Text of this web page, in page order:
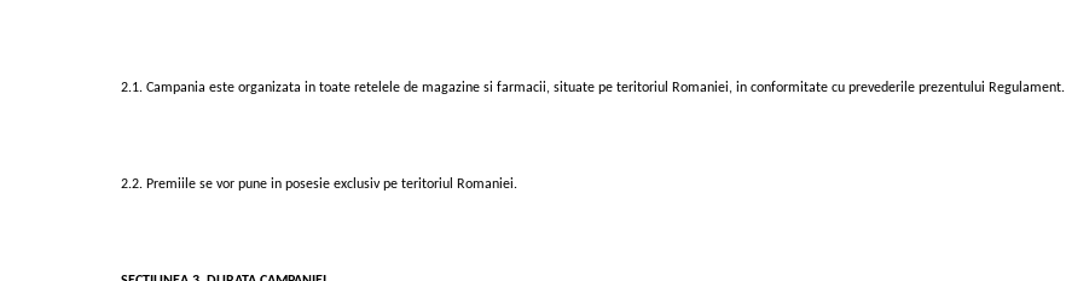
2.1. Campania este organizata in toate retelele de magazine si farmacii, situate pe teritoriul Romaniei, in conformitate cu prevederile prezentului Regulament.
2.2. Premiile se vor pune in posesie exclusiv pe teritoriul Romaniei.